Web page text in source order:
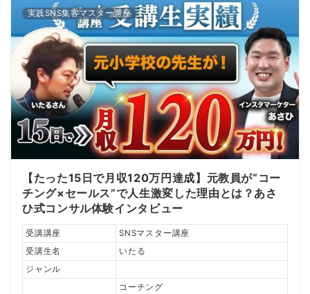
実践SNS集客マスター講座
【たった15日で月収120万円達成】元教員が“コー
チング×セールス”で人生激変した理由とは？あさ
ひ式コンサル体験インタビュー
受講講座
SNSマスター講座
受講生名
いたる
ジャンル
コーチング